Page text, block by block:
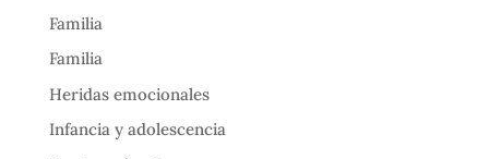
Familia
Familia
Heridas emocionales
Infancia y adolescencia